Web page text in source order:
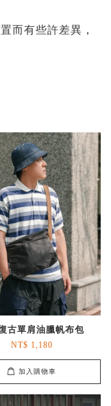
而有些許差異，
古單肩油臘帆布包
NT$ 1,180
加入購物車